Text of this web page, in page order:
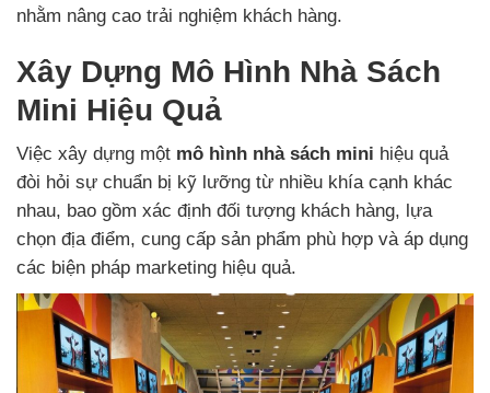
nhằm nâng cao trải nghiệm khách hàng.
Xây Dựng Mô Hình Nhà Sách
Mini Hiệu Quả
Việc xây dựng một mô hình nhà sách mini hiệu quả
đòi hỏi sự chuẩn bị kỹ lưỡng từ nhiều khía cạnh khác
nhau, bao gồm xác định đối tượng khách hàng, lựa
chọn địa điểm, cung cấp sản phẩm phù hợp và áp dụng
các biện pháp marketing hiệu quả.